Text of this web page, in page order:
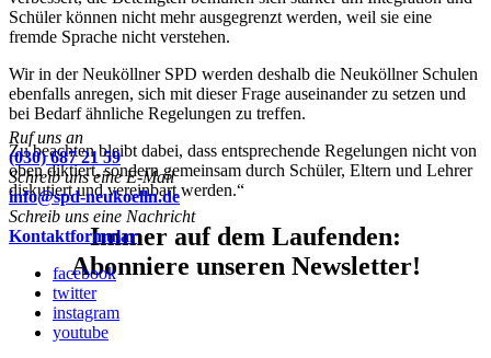
Schüler können nicht mehr ausgegrenzt werden, weil sie eine
fremde Sprache nicht verstehen.
Wir in der Neuköllner SPD werden deshalb die Neuköllner Schulen
ebenfalls anregen, sich mit dieser Frage auseinander zu setzen und
bei Bedarf ähnliche Regelungen zu treffen.
Zu beachten bleibt dabei, dass entsprechende Regelungen nicht von
oben diktiert, sondern gemeinsam durch Schüler, Eltern und Lehrer
diskutiert und vereinbart werden.“
Immer auf dem Laufenden:
Abonniere unseren Newsletter!
Ruf uns an
(030) 687 21 59
Schreib uns eine E-Mail
info@spd-neukoelln.de
Schreib uns eine Nachricht
Kontaktformular
facebook
twitter
instagram
youtube